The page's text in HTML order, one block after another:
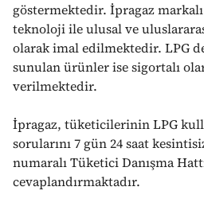
göstermektedir. İpragaz
teknoloji ile ulusal ve
olarak imal edilmektedir. LPG
sunulan ürünler ise sigortalı
verilmektedir.
İpragaz, tüketicilerinin LPG
sorularını 7 gün 24 saat
numaralı Tüketici Danışma
cevaplandırmaktadır.